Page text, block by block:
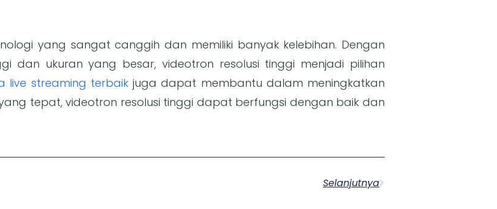
yang sangat canggih dan memiliki banyak kelebihan. Dengan
dan ukuran yang besar, videotron resolusi tinggi menjadi pilihan
live streaming terbaikjuga dapat membantu dalam meningkatkan
tepat, videotron resolusi tinggi dapat berfungsi dengan baik dan
Selanjutnya